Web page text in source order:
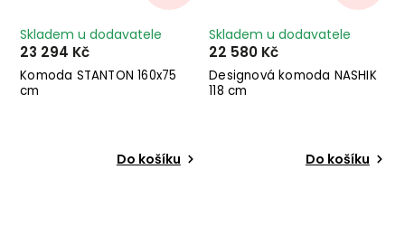
Komoda STANTON 160x75
cm
Skladem u dodavatele
23 294 Kč
Do košíku
Designová komoda NASHIK
118 cm
Skladem u dodavatele
22 580 Kč
Do košíku